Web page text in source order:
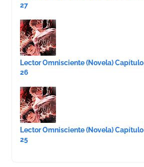
27
Lector Omnisciente (Novela) Capítulo
26
Lector Omnisciente (Novela) Capítulo
25